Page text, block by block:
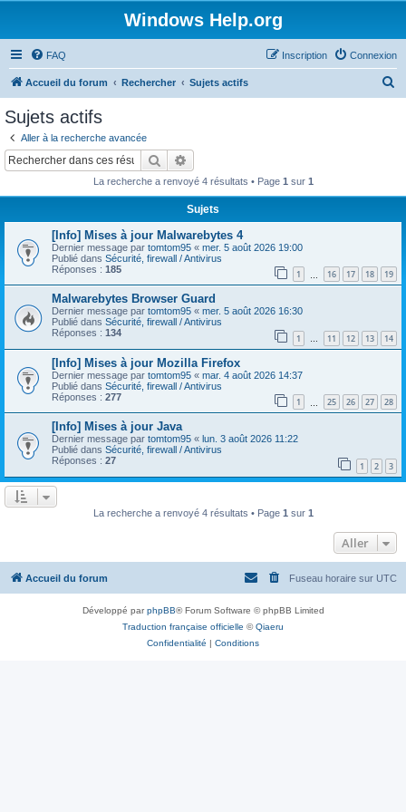
Windows Help.org
FAQ Connexion
Inscription
Accueil du forum Rechercher Sujets actifs
Sujets actifs
Aller à la recherche avancée
Rechercher
La recherche a renvoyé 4 résultats • Page 1 sur 1
Sujets
[Info] Mises à jour Malwarebytes 4
Dernier message par tomtom95 « mer. 5 août 2026 19:00
Publié dans Sécurité, firewall / Antivirus
Réponses : 185 1 16 17 18 19
Malwarebytes Browser Guard
Dernier message par tomtom95 « mer. 5 août 2026 16:30
Publié dans Sécurité, firewall / Antivirus
Réponses : 134 1 … 11 12 13 14
[Info] Mises à jour Mozilla Firefox
Dernier message par tomtom95 « mar. 4 août 2026 14:37
Publié dans Sécurité, firewall / Antivirus
Réponses : 277 1 25 26 27 28
[Info] Mises à jour Java
Dernier message par tomtom95 « lun. 3 août 2026 11:22
Publié dans Sécurité, firewall / Antivirus
Réponses : 27 1 2 3
La recherche a renvoyé 4 résultats • Page 1 sur 1
Aller
Accueil du forum Fuseau horaire sur UTC
Développé parphpBB® Forum Software © phpBB Limited
Traduction française officielle ©Qiaeru
Confidentialité | Conditions